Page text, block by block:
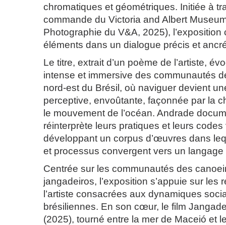
chromatiques et géométriques. Initiée à
commande du Victoria and Albert
Photographie du V&A, 2025),
éléments dans un dialogue précis et
Le titre, extrait d’un poème de l’artiste,
intense et immersive des communautés
nord-est du Brésil, où naviguer devient
perceptive, envoûtante, façonnée par la
le mouvement de l’océan. Andrade
réinterprète leurs pratiques et leurs codes
développant un corpus d’œuvres dans
et processus convergent vers un langage
Centrée sur les communautés des
jangadeiros, l’exposition s’appuie sur les
l’artiste consacrées aux dynamiques
brésiliennes. En son cœur, le film
(2025), tourné entre la mer de Maceió et